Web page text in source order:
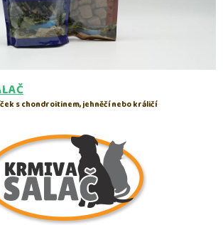
s chondroitinem, jehněčí nebo králičí